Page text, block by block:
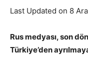
Last Updated on 8
Rus medyası, son
Türkiye’den